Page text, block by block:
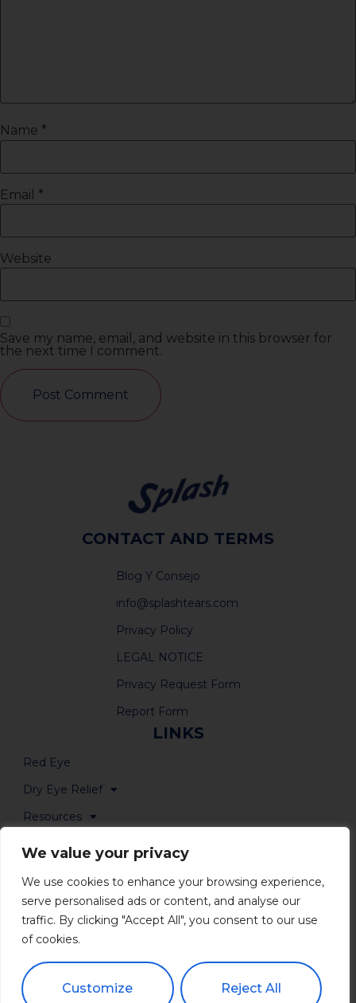
We value your privacy
We use cookies to enhance your browsing experience,
serve personalised ads or content, and analyse our
traffic. By clicking "Accept All", you consent to our use
of cookies.
Customize Reject All
Name *
Email *
Website
Save my name, email, and website in this browser for
the next time I comment.
CONTACT AND TERMS
Blog Y Consejo
info@splashtears.com
Privacy Policy
LEGAL NOTICE
Privacy Request Form
Report Form
LINKS
Red Eye
Dry Eye Relief
Resources
Where to Buy